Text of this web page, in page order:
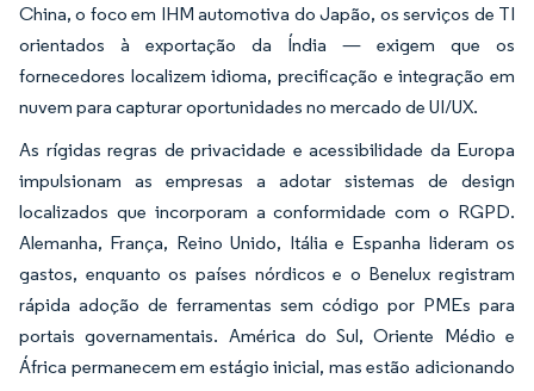
China, o foco em IHM automotiva do Japão, os serviços de TI
orientados à exportação da Índia — exigem que os
fornecedores localizem idioma, precificação e integração em
nuvem para capturar oportunidades no mercado de UI/UX.
As rígidas regras de privacidade e acessibilidade da Europa
impulsionam as empresas a adotar sistemas de design
localizados que incorporam a conformidade com o RGPD.
Alemanha, França, Reino Unido, Itália e Espanha lideram os
gastos, enquanto os países nórdicos e o Benelux registram
rápida adoção de ferramentas sem código por PMEs para
portais governamentais. América do Sul, Oriente Médio e
África permanecem em estágio inicial, mas estão adicionando